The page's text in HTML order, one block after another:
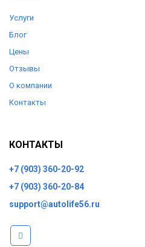
Услуги
Блог
Цены
Отзывы
О компании
Контакты
КОНТАКТЫ
+7 (903) 360-20-92
+7 (903) 360-20-84
support@autolife56.ru